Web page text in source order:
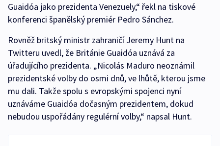
Guaidóa jako prezidenta Venezuely,“ řekl na tiskové
konferenci španělský premiér Pedro Sánchez.
Rovněž britský ministr zahraničí Jeremy Hunt na
Twitteru uvedl, že Británie Guaidóa uznává za
úřadujícího prezidenta. „Nicolás Maduro neoznámil
prezidentské volby do osmi dnů, ve lhůtě, kterou jsme
mu dali. Takže spolu s evropskými spojenci nyní
uznáváme Guaidóa dočasným prezidentem, dokud
nebudou uspořádány regulérní volby,“ napsal Hunt.